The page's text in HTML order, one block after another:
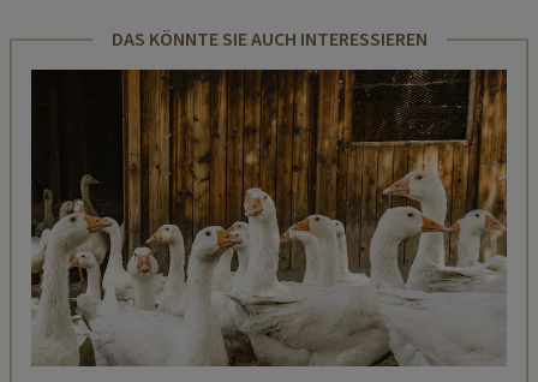
DAS KÖNNTE SIE AUCH INTERESSIEREN